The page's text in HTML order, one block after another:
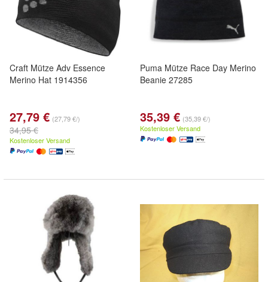
Craft Mütze Adv Essence
Merino Hat 1914356
27,79 € (27,79 €/)
34,95 €
Kostenloser Versand
Puma Mütze Race Day Merino
Beanie 27285
35,39 € (35,39 €/)
Kostenloser Versand